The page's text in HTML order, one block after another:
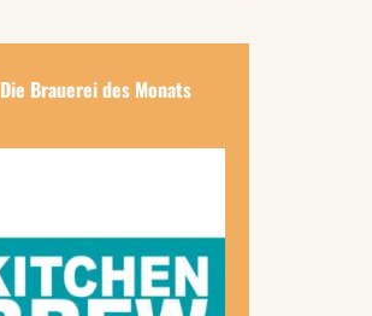
Die Brauerei des Monats